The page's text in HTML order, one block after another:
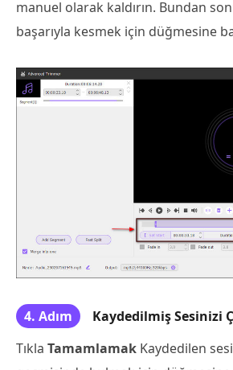
manuel olarak kaldırın. Bundan
başarıyla kesmek için düğmesine
4. Adım
Kaydedilmiş Sesinizi
Tıkla Tamamlamak Kaydedilen